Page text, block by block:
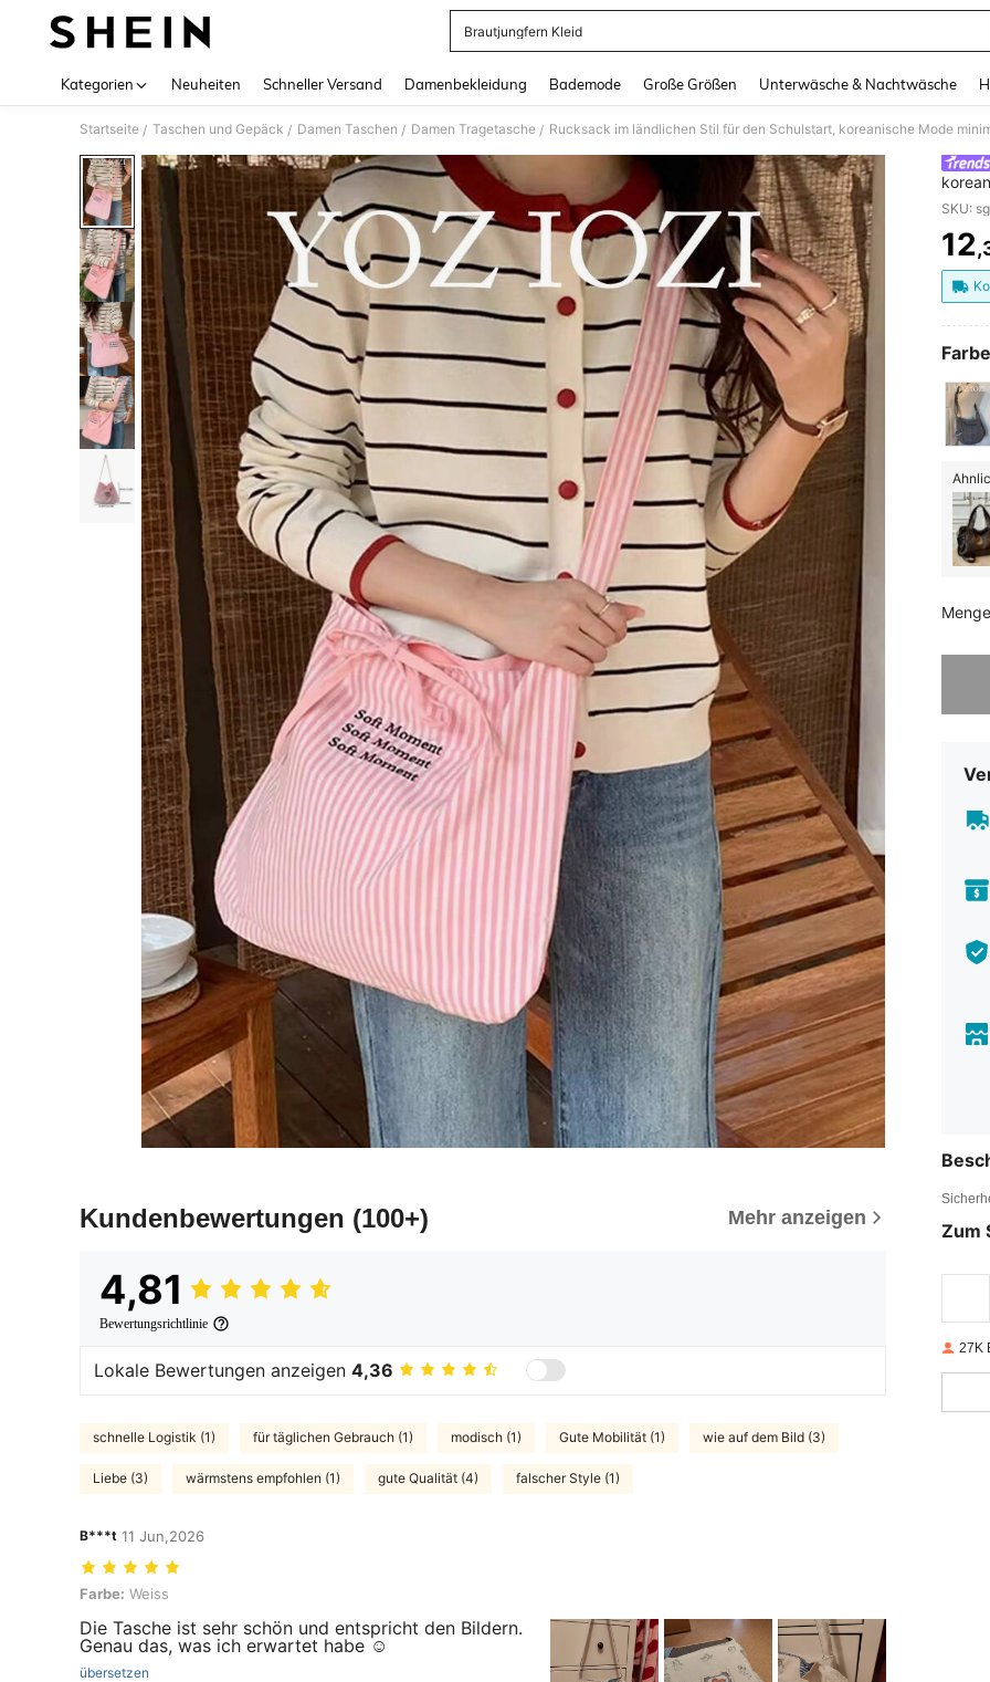
Brautjungfern Kleid
Kategorien Neuheiten Schneller Versand Damenbekleidung Bademode Große Größen Unterwäsche & Nachtwäsche
Startseite / Taschen und Gepäck / Damen Taschen / Damen Tragetasche /
Kundenbewertungen (100+) Mehr anzeigen
4,81
Bewertungsrichtlinie
Lokale Bewertungen anzeigen 4,36
schnelle Logistik (1) für täglichen Gebrauch (1) modisch (1) Gute Mobilität (1) wie auf dem Bild (3)
Liebe (3) wärmstens empfohlen (1) gute Qualität (4) falscher Style (1)
B***t 11 Jun,2026
Farbe: Weiss
Farbe: Weiss
Die Tasche ist sehr schön und entspricht den Bildern.
Genau das, was ich erwartet habe ☺️
übersetzen
12
Sorry,
Zum
27K